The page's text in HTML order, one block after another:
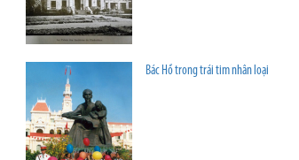
Bác Hồ trong trái tim nhân loại